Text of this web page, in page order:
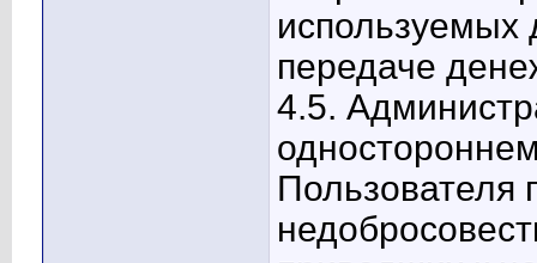
передаче
4.5.
Пользователя